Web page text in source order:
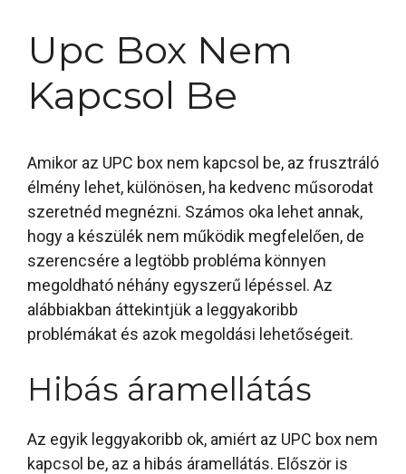
Upc Box Nem
Kapcsol Be
Amikor az UPC box nem kapcsol be, az frusztráló
élmény lehet, különösen, ha kedvenc műsorodat
szeretnéd megnézni. Számos oka lehet annak,
hogy a készülék nem működik megfelelően, de
szerencsére a legtöbb probléma könnyen
megoldható néhány egyszerű lépéssel. Az
alábbiakban áttekintjük a leggyakoribb
problémákat és azok megoldási lehetőségeit.
Hibás áramellátás
Az egyik leggyakoribb ok, amiért az UPC box nem
kapcsol be, az a hibás áramellátás. Először is